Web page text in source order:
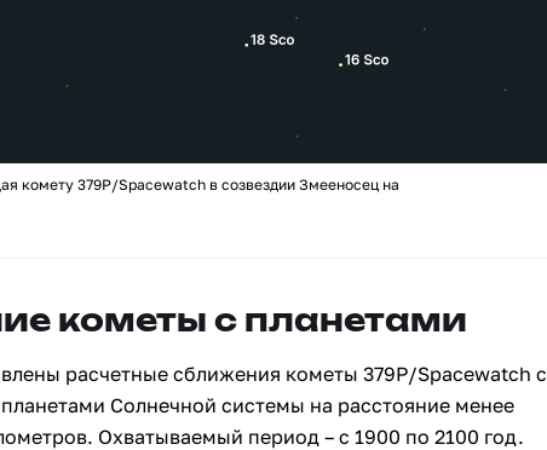
комету 379P/Spacewatch в созвездии Змееносец на
кометы с планетами
расчетные сближения кометы 379P/Spacewatch с
Солнечной системы на расстояние менее
Охватываемый период – с 1900 по 2100 год.